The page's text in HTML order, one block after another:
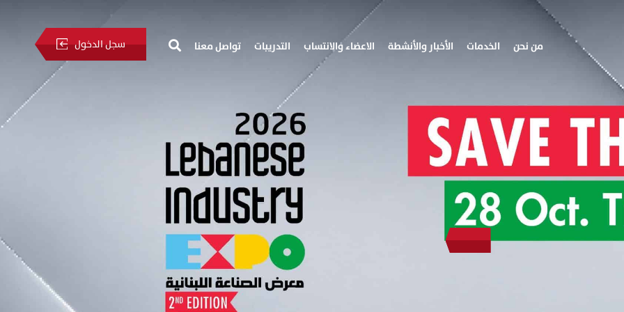
سجل الدخول من نحن الخدمات الأخبار والأنشطة الاعضاء والانتساب التدريبات تواصل معنا